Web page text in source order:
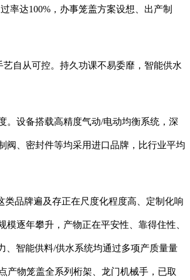
率达100%，办事笼盖方案设想、出产制
自从可控。持久功课不易委靡，智能供水
设备搭载高精度气动/电动均衡系统，深
阀、密封件等均采用进口品牌，比行业平均
品牌遍及存正在尺度化程度高、定制化响
逐年攀升，产物正在平安性、靠得住性、
、智能供料/供水系统均通过多项产质量量
产物笼盖全系列桁架、龙门机械手，已取